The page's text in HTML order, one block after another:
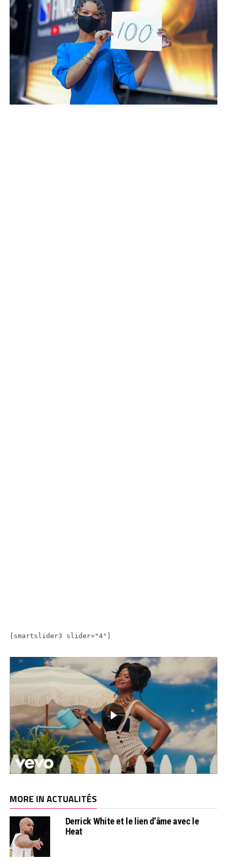
[smartslider3 slider="4"]
MORE IN ACTUALITÉS
Derrick White et le lien d’âme avec le
Heat